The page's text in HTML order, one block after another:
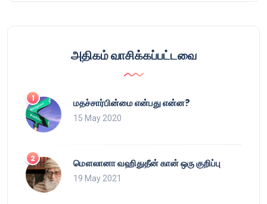
அதிகம் வாசிக்கப்பட்டவை
மதச்சார்பின்மை என்பது என்ன?
15 May 2020
மௌலானா வஹிதுதீன் கான் ஒரு குறிப்பு
19 May 2021